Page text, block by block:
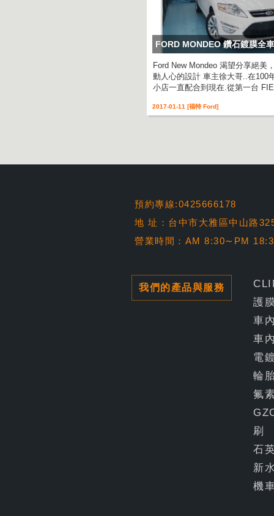
FORD MONDEO 鑽石鍍膜全
Ford New Mondeo 渴望分享絕美
動人心的設計 車主徐大哥..在100
小店一直配合到現在.從第一台
2017-01-11 [福特 Ford]
預約專線:0425666178
地 址：台中市大雅區中山路
營業時間：AM 8:30∼PM
我們的產品與服務
護
車
車
電
輪
氟
刷
石
新
機